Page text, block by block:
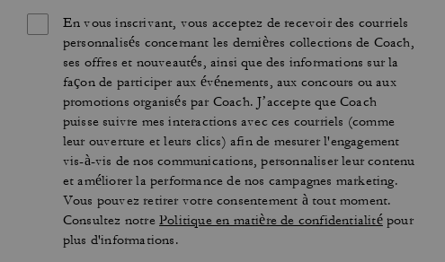
En vous inscrivant, vous acceptez de recevoir des courriels
personnalisés concernant les dernières collections de Coach,
ses offres et nouveautés, ainsi que des informations sur la
façon de participer aux événements, aux concours ou aux
promotions organisés par Coach. J’accepte que Coach
puisse suivre mes interactions avec ces courriels (comme
leur ouverture et leurs clics) afin de mesurer l'engagement
vis-à-vis de nos communications, personnaliser leur contenu
et améliorer la performance de nos campagnes marketing.
Vous pouvez retirer votre consentement à tout moment.
Consultez notrePolitique en matière de confidentialitépour
plus d'informations.